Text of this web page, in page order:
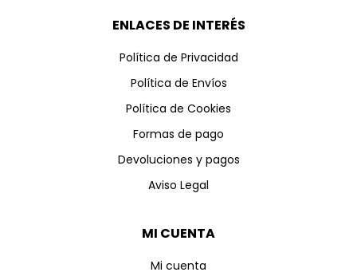
ENLACES DE INTERÉS
Política de Privacidad
Política de Envíos
Política de Cookies
Formas de pago
Devoluciones y pagos
Aviso Legal
MI CUENTA
Mi cuenta